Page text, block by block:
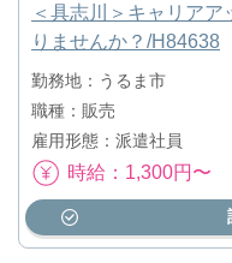
＜具志川＞キャリア
りませんか？/H84638
勤務地：うるま市
職種：販売
雇用形態：派遣社員
時給：1,300円〜